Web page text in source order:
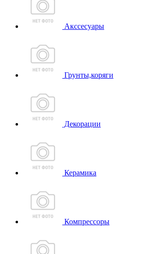
Акссесуары
Грунты,коряги
Декорации
Керамика
Компрессоры